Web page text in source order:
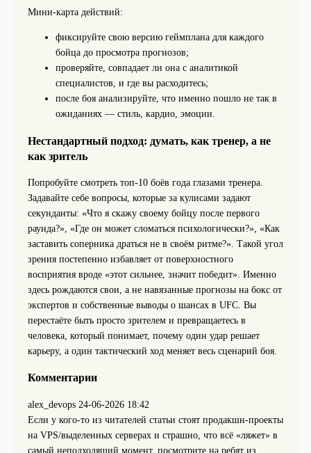
Мини-карта действий:
фиксируйте свою версию геймплана для каждого
бойца до просмотра прогнозов;
проверяйте, совпадает ли она с аналитикой
специалистов, и где вы расходитесь;
после боя анализируйте, что именно пошло не так в
ожиданиях — стиль, кардио, эмоции.
Нестандартный подход: думать, как тренер, а не
как зритель
Попробуйте смотреть топ-10 боёв года глазами тренера.
Задавайте себе вопросы, которые за кулисами задают
секунданты: «Что я скажу своему бойцу после первого
раунда?», «Где он может сломаться психологически?», «Как
заставить соперника драться не в своём ритме?». Такой угол
зрения постепенно избавляет от поверхностного
восприятия вроде «этот сильнее, значит победит». Именно
здесь рождаются свои, а не навязанные прогнозы на бокс от
экспертов и собственные выводы о шансах в UFC. Вы
перестаёте быть просто зрителем и превращаетесь в
человека, который понимает, почему один удар решает
карьеру, а один тактический ход меняет весь сценарий боя.
Комментарии
alex_devops 24-06-2026 18:42
Если у кого-то из читателей статьи стоят продакшн‑проекты
на VPS/выделенных серверах и страшно, что всё «ляжет» в
самый неподходящий момент, посмотрите на ребят из